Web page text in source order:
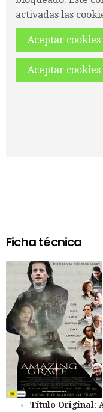
activadas las
Aceptar cookies
Aceptar cookies
Ficha técnica
Título Original: